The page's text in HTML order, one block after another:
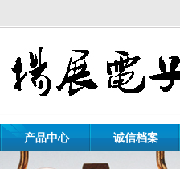
产品中心 诚信档案